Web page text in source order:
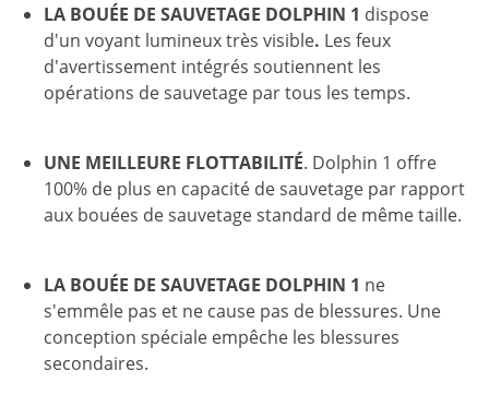
LA BOUÉE DE SAUVETAGE DOLPHIN 1 dispose
d'un voyant lumineux très visible. Les feux
d'avertissement intégrés soutiennent les
opérations de sauvetage par tous les temps.
UNE MEILLEURE FLOTTABILITÉ. Dolphin 1 offre
100% de plus en capacité de sauvetage par rapport
aux bouées de sauvetage standard de même taille.
LA BOUÉE DE SAUVETAGE DOLPHIN 1 ne
s'emmêle pas et ne cause pas de blessures. Une
conception spéciale empêche les blessures
secondaires.